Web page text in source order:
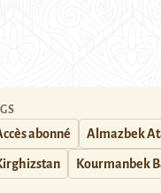
abonné Almazbek
Kourmanbek